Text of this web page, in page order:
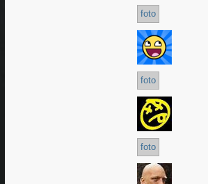
foto
foto
foto